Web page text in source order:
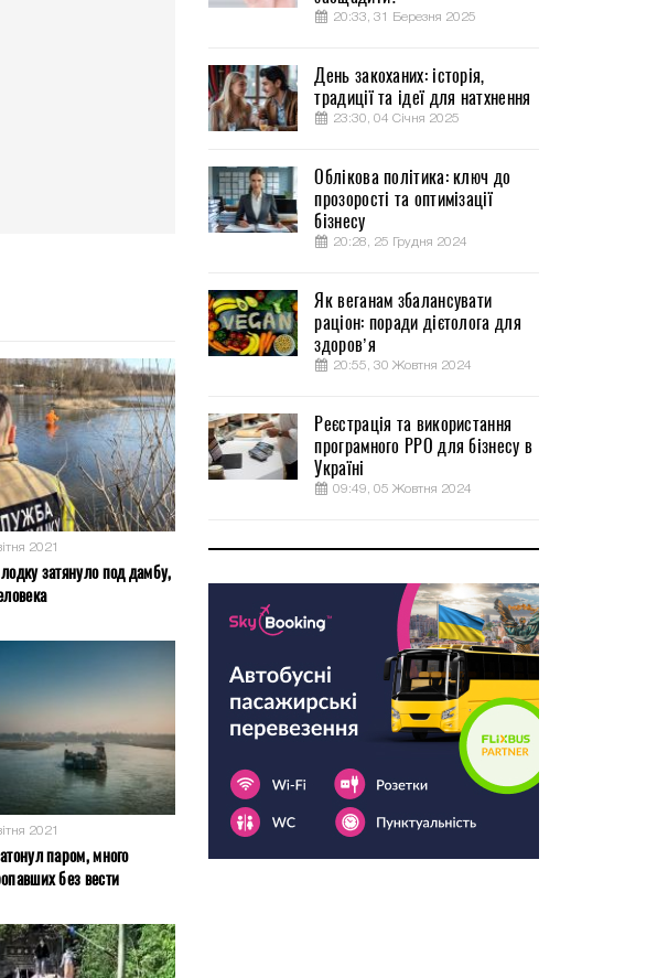
2021
затянуло под дамбу,
2021
паром, много
без вести
20:33, 31 Березня 2025
День закоханих: історія,
традиції та ідеї для натхнення
23:30, 04 Січня 2025
Облікова політика: ключ до
прозорості та оптимізації
бізнесу
20:28, 25 Грудня 2024
Як веганам збалансувати
раціон: поради дієтолога для
здоров’я
20:55, 30 Жовтня 2024
Реєстрація та використання
програмного РРО для бізнесу в
Україні
09:49, 05 Жовтня 2024